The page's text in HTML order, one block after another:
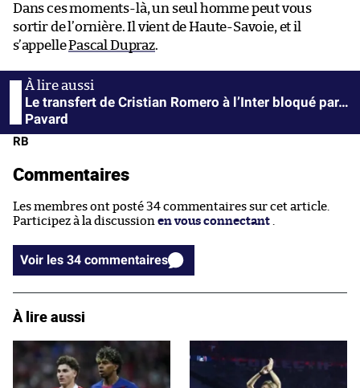
Dans ces moments-là, un seul homme peut vous
sortir de l’ornière. Il vient de Haute-Savoie, et il
s’appellePascal Dupraz.
Le transfert de Cristian Romero à l’Inter bloqué par…
Pavard
RB
Commentaires
Les membres ont posté 34 commentaires sur cet article.
Participez à la discussion en vous connectant
Voir les 34 commentaires
À lire aussi